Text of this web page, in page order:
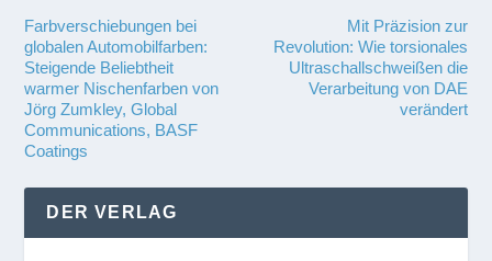
Farbverschiebungen bei
globalen Automobilfarben:
Steigende Beliebtheit
warmer Nischenfarben von
Jörg Zumkley, Global
Communications, BASF
Coatings
Mit Präzision zur
Revolution: Wie torsionales
Ultraschallschweißen die
Verarbeitung von DAE
verändert
DER VERLAG